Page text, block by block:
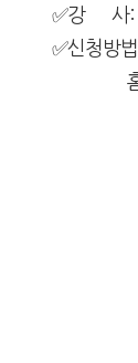
✅강 사:
✅신청방
홈페